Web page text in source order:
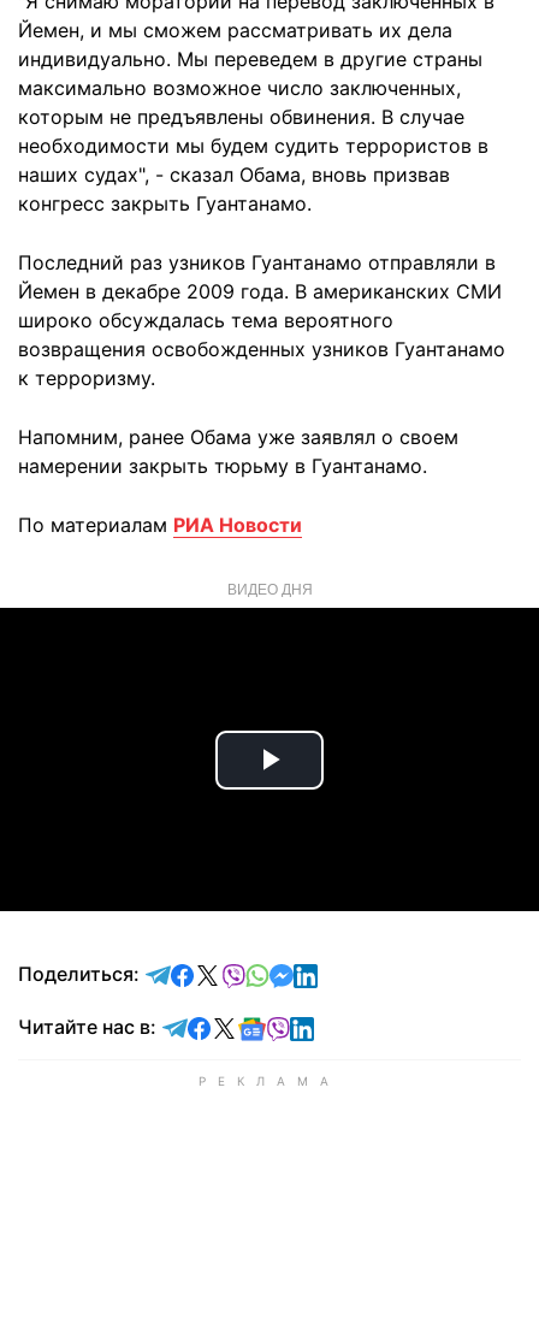
Йемен, и мы сможем рассматривать их дела
индивидуально. Мы переведем в другие страны
максимально возможное число заключенных,
которым не предъявлены обвинения. В случае
необходимости мы будем судить террористов в
наших судах", - сказал Обама, вновь призвав
конгресс закрыть Гуантанамо.
Последний раз узников Гуантанамо отправляли в
Йемен в декабре 2009 года. В американских СМИ
широко обсуждалась тема вероятного
возвращения освобожденных узников Гуантанамо
к терроризму.
Напомним, ранее Обама уже заявлял о своем
намерении закрыть тюрьму в Гуантанамо.
По материалам РИА Новости
ВИДЕО ДНЯ
Play
Поделиться: отправить в Telegram
поделиться в Facebook
поделиться в X
отправить в Viber
отправить в Whatsapp
отправить в Messenger
отправить в LinkedIn
Читайте нас в: Читайте в Telegram
Читайте в Facebook
Читайте в X
Читайте в Google news
Читайте в Viber
Читайте в LinkedIn